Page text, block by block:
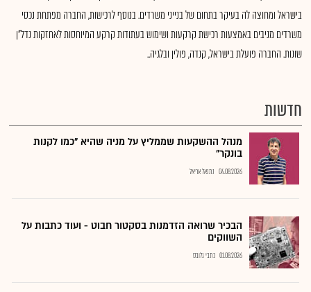
בישראל ומחוצה לה בעיקר בתחום של בנייני משרדים. בנוסף לרכישות, החברה מפתחת נכסי
משרדים מניבים באמצעות רכישת קרקעות ושימוש בעתודות קרקע המיוחסות לאחזקות נדל"ן
שונות. החברה פועלת בישראל, קנדה, פולין ובלגיה..
חדשות
מנהל ההשקעות שממליץ על מניה שהיא "כמו לקנות
בונקר"
04.08.2026 נתנאל אריאל
הבכיר שרואה הזדמנות בסקטור חבוט - ועוד כתבות על
השווקים
01.08.2026 כתבי גלובס